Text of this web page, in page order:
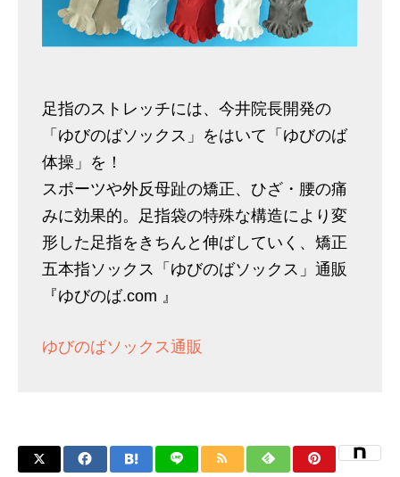
足指のストレッチには、今井院長開発の
「ゆびのばソックス」をはいて「ゆびのば
体操」を！
スポーツや外反母趾の矯正、ひざ・腰の痛
みに効果的。足指袋の特殊な構造により変
形した足指をきちんと伸ばしていく、矯正
五本指ソックス「ゆびのばソックス」通販
『ゆびのば.com 』
ゆびのばソックス通販